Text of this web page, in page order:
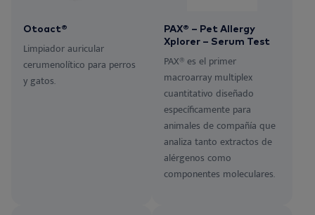
Otoact®
Limpiador auricular
cerumenolítico para perros
y gatos.
PAX® – Pet Allergy
Xplorer – Serum Test
PAX® es el primer
macroarray multiplex
cuantitativo diseñado
específicamente para
animales de compañía que
analiza tanto extractos de
alérgenos como
componentes moleculares.